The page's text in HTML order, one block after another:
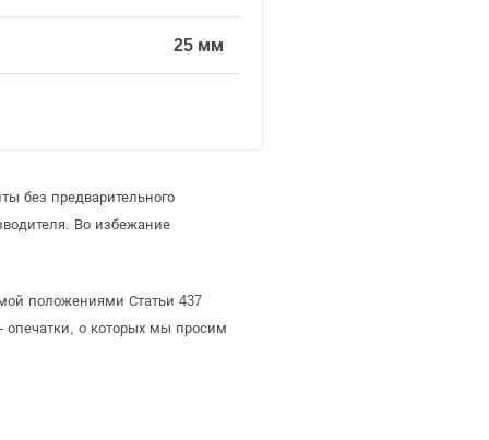
25 мм
без предварительного
Во избежание
положениями Статьи 437
опечатки, о которых мы просим